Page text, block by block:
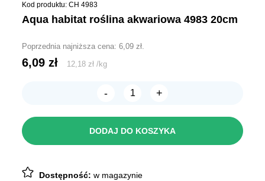
Kod produktu: CH 4983
aqua habitat roślina akwariowa 4983 20cm
Poprzednia najniższa cena:6,09zł.
6,09zł 12,18zł /kg
-
ilość
akwariowa
+
DODAJ DO KOSZYKA
Dostępność:w magazynie